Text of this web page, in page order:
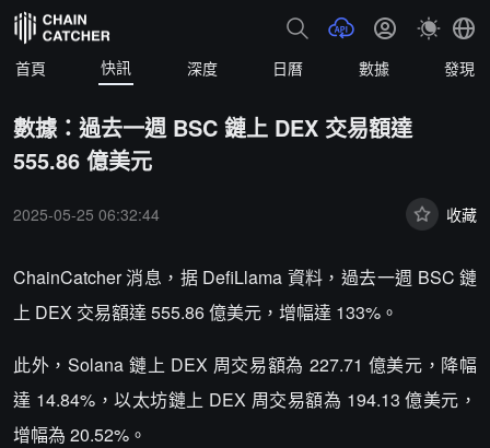
首頁 快訊 深度 日曆 數據 發現
數據：過去一週 BSC 鏈上 DEX 交易額達
555.86 億美元
2025-05-25 06:32:44 收藏
ChainCatcher 消息，据 DefiLlama 資料，過去一週 BSC 鏈
上 DEX 交易額達 555.86 億美元，增幅達 133%。
此外，Solana 鏈上 DEX 周交易額為 227.71 億美元，降幅
達 14.84%，以太坊鏈上 DEX 周交易額為 194.13 億美元，
增幅為 20.52%。